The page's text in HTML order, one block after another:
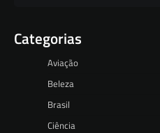
Categorias
Aviação
Beleza
Brasil
Ciência